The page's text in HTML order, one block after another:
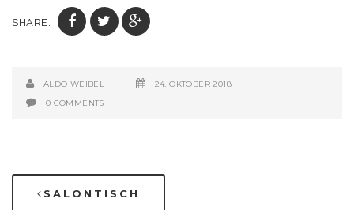
SHARE:
ALDO WEIBEL
24. OKTOBER 2018
0 COMMENTS
SALONTISCH